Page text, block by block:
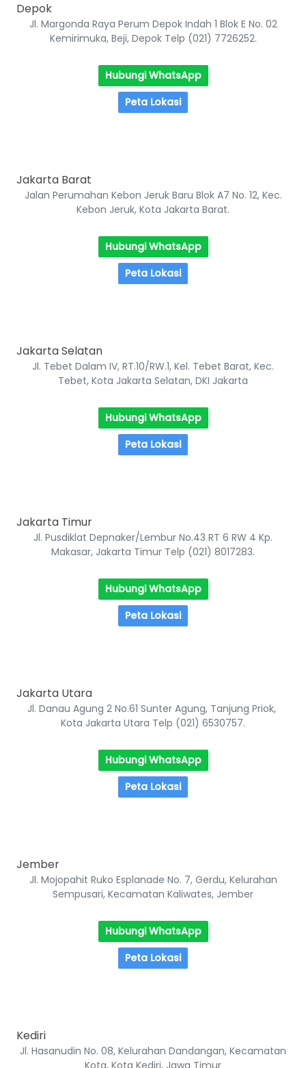
Depok
Jl. Margonda Raya Perum Depok Indah 1 Blok E No. 02
Kemirimuka, Beji, Depok Telp (021) 7726252.
Hubungi WhatsApp
Peta Lokasi
Jakarta Barat
Jalan Perumahan Kebon Jeruk Baru Blok A7 No. 12, Kec.
Kebon Jeruk, Kota Jakarta Barat.
Hubungi WhatsApp
Peta Lokasi
Jakarta Selatan
Jl. Tebet Dalam IV, RT.10/RW.1, Kel. Tebet Barat, Kec.
Tebet, Kota Jakarta Selatan, DKI Jakarta
Hubungi WhatsApp
Peta Lokasi
Jakarta Timur
Jl. Pusdiklat Depnaker/Lembur No.43 RT 6 RW 4 Kp.
Makasar, Jakarta Timur Telp (021) 8017283.
Hubungi WhatsApp
Peta Lokasi
Jakarta Utara
Jl. Danau Agung 2 No.61 Sunter Agung, Tanjung Priok,
Kota Jakarta Utara Telp (021) 6530757.
Hubungi WhatsApp
Peta Lokasi
Jember
Jl. Mojopahit Ruko Esplanade No. 7, Gerdu, Kelurahan
Sempusari, Kecamatan Kaliwates, Jember
Hubungi WhatsApp
Peta Lokasi
Kediri
Jl. Hasanudin No. 08, Kelurahan Dandangan, Kecamatan
Kota, Kota Kediri, Jawa Timur